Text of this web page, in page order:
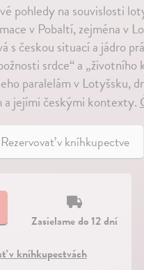
pohledy na souvislosti
v Pobaltí, zejména v
s českou situací a jádro
srdce“ a
paralelám v Lotyšsku,
a jejími českými kontexty.
Rezervovať v kníhkupectve
Zasielame do 12 dní
v kníhkupectvách